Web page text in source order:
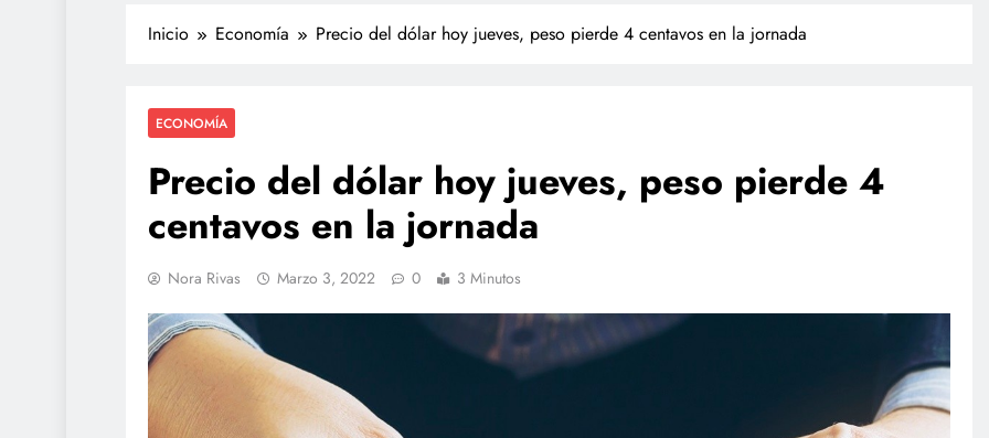
Inicio Economía Precio del dólar hoy jueves, peso pierde 4 centavos en la jornada
ECONOMÍA
Precio del dólar hoy jueves, peso pierde 4
centavos en la jornada
Nora Rivas Marzo 3, 2022 0 3 Minutos
Adulto mayor que murió
atropellado fue empujado, revela